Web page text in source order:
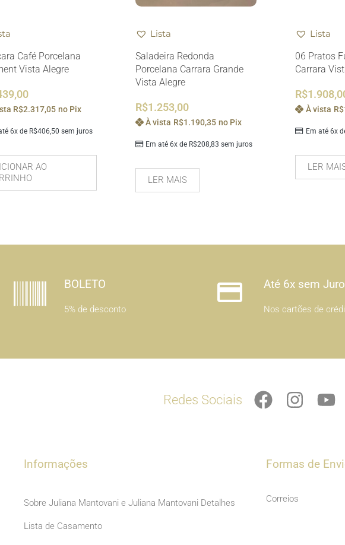
Café Porcelana
Vista Alegre
6x de R$406,50 sem juros
R$2.317,05 no Pix
AO
Lista
Saladeira Redonda
Porcelana Carrara Grande
Vista Alegre
R$1.253,00
Em até 6x de R$208,83 sem juros
À vista R$1.190,35 no Pix
LER MAIS
Lista
06 Pratos
Carrara
R$
Em até 6x
À vista R$
LER
BOLETO
5% de desconto
Até 6x sem
Nos cartões de
Redes Sociais
F
a
b
o
I
n
a
r
Y
o
u
Informações
Sobre Juliana Mantovani e Juliana Mantovani Detalhes
Lista de Casamento
Formas de
Correios